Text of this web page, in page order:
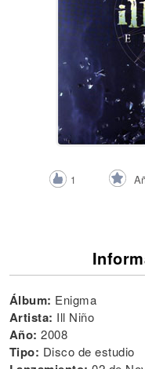
1
Álbum: Enigma
Artista: Ill Niño
Año: 2008
Tipo: Disco de estudio